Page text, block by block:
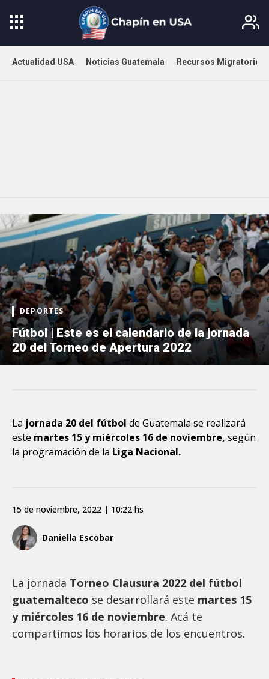
Actualidad USA Noticias Guatemala Recursos Migratorios
DEPORTES
Fútbol | Este es el calendario de la jornada
20 del Torneo de Apertura 2022
La jornada 20 del fútbol de Guatemala se realizará
este martes 15 y miércoles 16 de noviembre, según
la programación de la Liga Nacional.
Daniella Escobar
15 de noviembre, 2022 | 10:22 hs
La jornada Torneo Clausura 2022 del fútbol
guatemalteco se desarrollará este martes 15
y miércoles 16 de noviembre. Acá te
compartimos los horarios de los encuentros.